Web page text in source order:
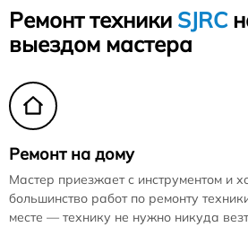
Ремонт техники SJRC
выездом мастера
Ремонт на дому
Мастер приезжает с инструментом и
большинство работ по ремонту
месте — технику не нужно никуда